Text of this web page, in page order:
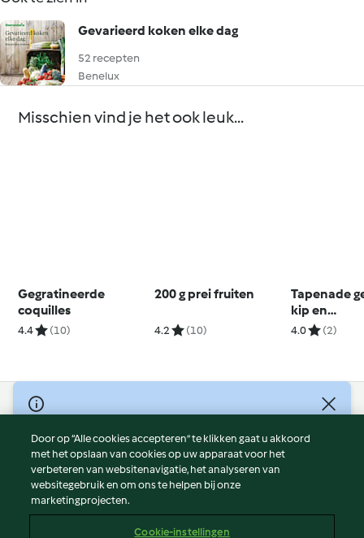
Gevarieerd koken elke dag
52 recepten
Benelux
Misschien vind je het ook leuk...
Gegratineerde
coquilles
4.4 (10)
200 g prei fruiten
4.2 (10)
Tapenade
kip en
4.0 (2)
© Copyright 2026
Gebruiksvoorwaarden
Privacybeleid
Disclaimer
Colofon
Door op “Alle cookies accepteren” te klikken gaat u akkoord
met het opslaan van cookies op uw apparaat voor het
verbeteren van websitenavigatie, het analyseren van
websitegebruik en om ons te helpen bij onze
marketingprojecten.
Cookie-instellingen